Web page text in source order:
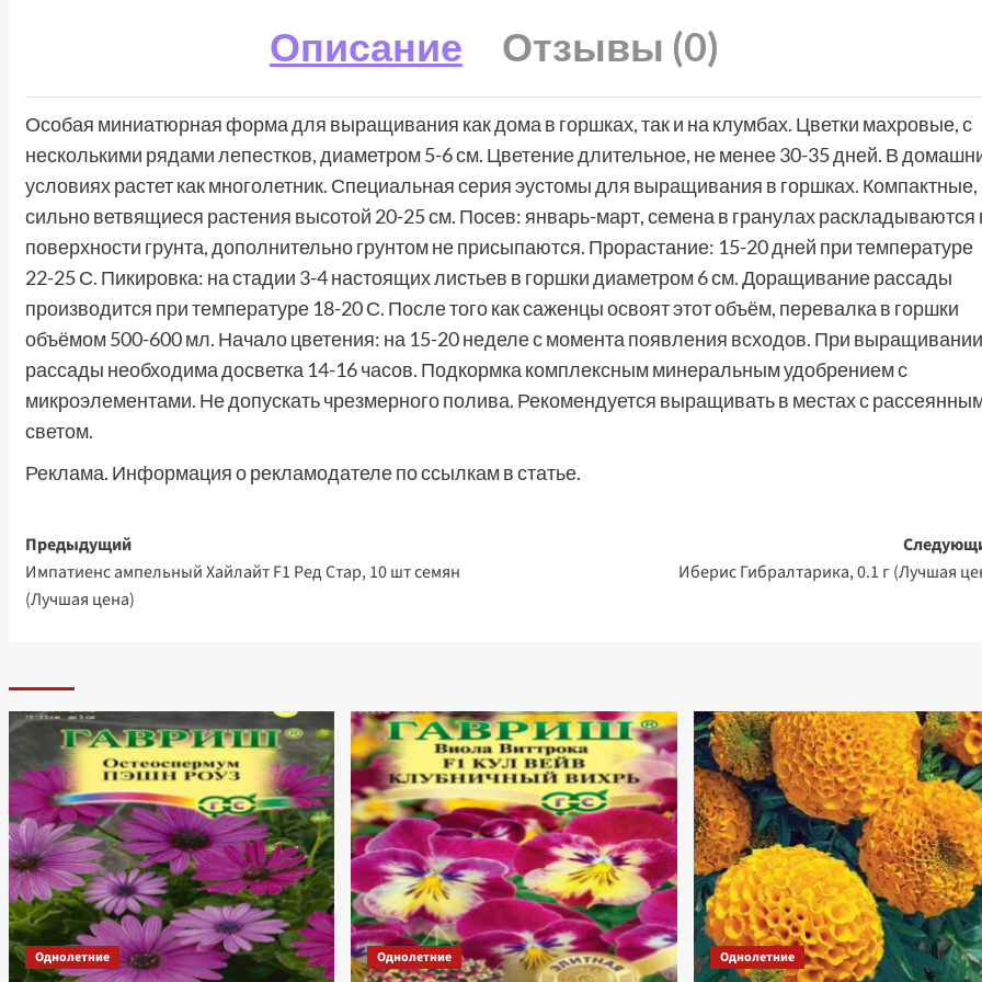
Описание Отзывы (0)
Особая миниатюрная форма для выращивания как дома в горшках, так и на клумбах. Цветки махровые, с
несколькими рядами лепестков, диаметром 5-6 см. Цветение длительное, не менее 30-35 дней. В
условиях растет как многолетник. Специальная серия эустомы для выращивания в горшках. Компактные,
сильно ветвящиеся растения высотой 20-25 см. Посев: январь-март, семена в гранулах раскладываются
поверхности грунта, дополнительно грунтом не присыпаются. Прорастание: 15-20 дней при температуре
22-25 С. Пикировка: на стадии 3-4 настоящих листьев в горшки диаметром 6 см. Доращивание рассады
производится при температуре 18-20 С. После того как саженцы освоят этот объём, перевалка в горшки
объёмом 500-600 мл. Начало цветения: на 15-20 неделе с момента появления всходов. При выращивании
рассады необходима досветка 14-16 часов. Подкормка комплексным минеральным удобрением с
микроэлементами. Не допускать чрезмерного полива. Рекомендуется выращивать в местах с
светом.
Реклама. Информация о рекламодателе по ссылкам в статье.
Навигация
записи
Предыдущий
Импатиенс ампельный Хайлайт F1 Ред Стар, 10 шт семян
(Лучшая цена)
Иберис Гибралтарика, 0.1 г (Лучшая
Однолетние Однолетние Однолетние